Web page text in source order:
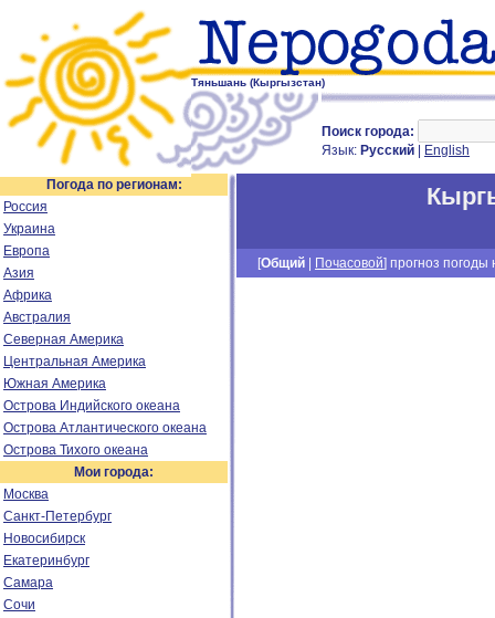
Тяньшань (Кыргызстан)
Поиск города:
Язык: Русский English
Погода по регионам:
Россия
Украина
Европа
Азия
Африка
Австралия
Северная Америка
Центральная Америка
Южная Америка
Острова Индийского океана
Острова Атлантического океана
Острова Тихого океана
Мои города:
Москва
Санкт-Петербург
Новосибирск
Екатеринбург
Самара
Сочи
[Общий Почасовой] прогноз погоды